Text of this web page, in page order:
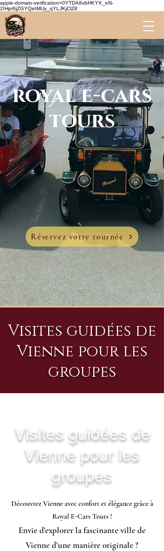
apple-domain-verification=0YTDA8vbHKYX_eN-
2IHpt6jZGYQetMUy_qYLJKjClZ8
royal e-cars
tours
Réservez votre tournée
Visites guidées de
Vienne pour les
groupes
Visites guidées de
Vienne pour les
groupes
Découvrez Vienne avec confort et élégance grâce à
Royal E-Cars Tours !
Envie d'explorer la fascinante ville de
Vienne d'une manière originale ?